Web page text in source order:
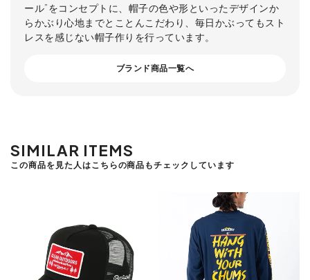
ール”をコンセプトに、帽子の色や形といったデザインか
らかぶり心地までとことんこだわり、毎日かぶってもスト
レスを感じない帽子作りを行っています。
ブランド商品一覧へ
SIMILAR ITEMS
この商品を見た人はこちらの商品もチェックしています